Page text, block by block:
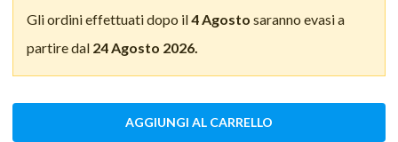
Gli ordini effettuati dopo il4 Agosto saranno evasi a
partire dal 24 Agosto 2026.
AGGIUNGI AL CARRELLO